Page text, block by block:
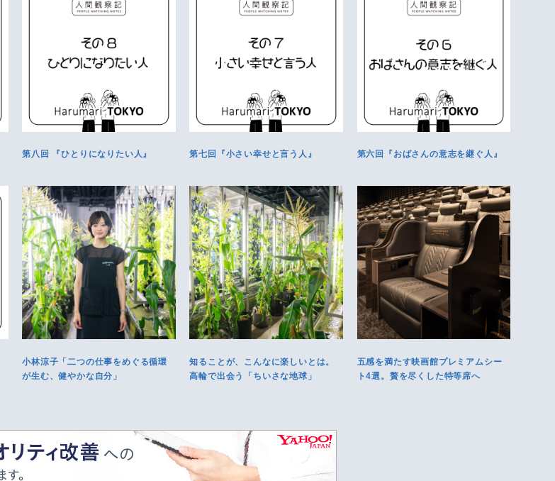
第八回 『ひとりになりたい人』 第七回『小さい幸せと言う人』 第六回『おばさんの意志を継ぐ人』
小林涼子「二つの仕事をめぐる循環
が生む、健やかな自分」
知ることが、こんなに楽しいとは。
高輪で出会う「ちいさな地球」
五感を満たす映画館プレミアムシー
ト4選。贅を尽くした特等席へ